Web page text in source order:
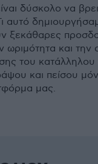
δύσκολο να
αυτό
ξεκάθαρες
και την
του κατάλληλου
και πείσου
μας.